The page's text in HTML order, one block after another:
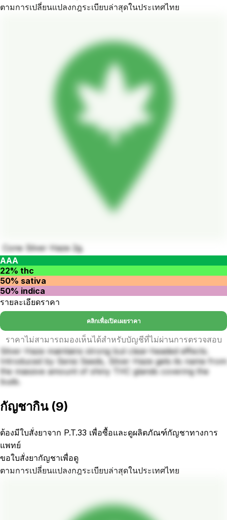
ตามการเปลี่ยนแปลงกฎระเบียบล่าสุดในประเทศไทย
Cone Silver Haze 2g.
AAA
22% thc
50% sativa
50% indica
รายละเอียดราคา
คลิกเพื่อเปิดเผยราคา
ราคาไม่สามารถมองเห็นได้สำหรับบัญชีที่ไม่ผ่านการตรวจสอบ
Silver Haze maintains strong but clear-headed effects.
Introduced by Sensi Seeds, Silver Haze gets its name from
the massive amount of shiny THC glands covering the
buds.
กัญชากิน (9)
ต้องมีใบสั่งยาจาก P.T.33 เพื่อซื้อและดูผลิตภัณฑ์กัญชาทางการ
แพทย์
ขอใบสั่งยากัญชาเพื่อดู
ตามการเปลี่ยนแปลงกฎระเบียบล่าสุดในประเทศไทย